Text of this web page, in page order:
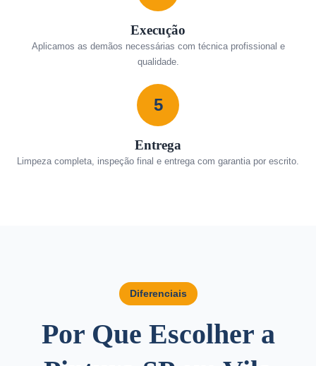
Execução
Aplicamos as demãos necessárias com técnica profissional e
qualidade.
5
Entrega
Limpeza completa, inspeção final e entrega com garantia por escrito.
Diferenciais
Por Que Escolher a